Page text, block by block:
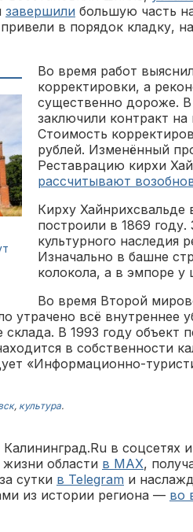
завершили большую часть
в порядок кладку,
Во время работ
корректировки, а
существенно дороже. В
заключили контракт
Стоимость
рублей. Изменённый
Реставрацию кирхи
рассчитывают
Кирху Хайнрихсвальде
построили в 1869 году.
культурного наследия
Изначально в башне
колокола, а в эмпоре
Во время Второй
утрачено всё внутреннее
склада. В 1993 году объект
в собственности
«Информационно-
, культура.
в соцсетях
области в MAX,
сутки в Telegram и
из истории региона — во